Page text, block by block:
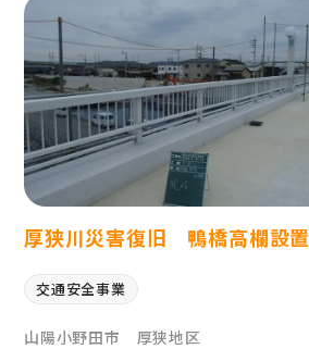
厚狭川災害復旧 鴨橋高欄設置
交通安全事業
山陽小野田市 厚狭地区